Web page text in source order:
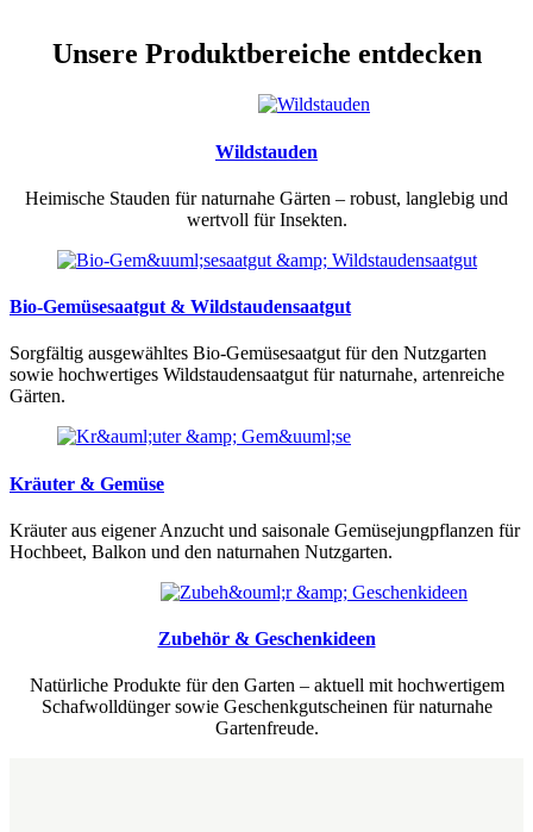
Unsere Produktbereiche entdecken
Wildstauden
Heimische Stauden für naturnahe Gärten – robust, langlebig und
wertvoll für Insekten.
Bio-Gemüsesaatgut & Wildstaudensaatgut
Sorgfältig ausgewähltes Bio-Gemüsesaatgut für den Nutzgarten
sowie hochwertiges Wildstaudensaatgut für naturnahe, artenreiche
Gärten.
Kräuter & Gemüse
Kräuter aus eigener Anzucht und saisonale Gemüsejungpflanzen für
Hochbeet, Balkon und den naturnahen Nutzgarten.
Zubehör & Geschenkideen
Natürliche Produkte für den Garten – aktuell mit hochwertigem
Schafwolldünger sowie Geschenkgutscheinen für naturnahe
Gartenfreude.